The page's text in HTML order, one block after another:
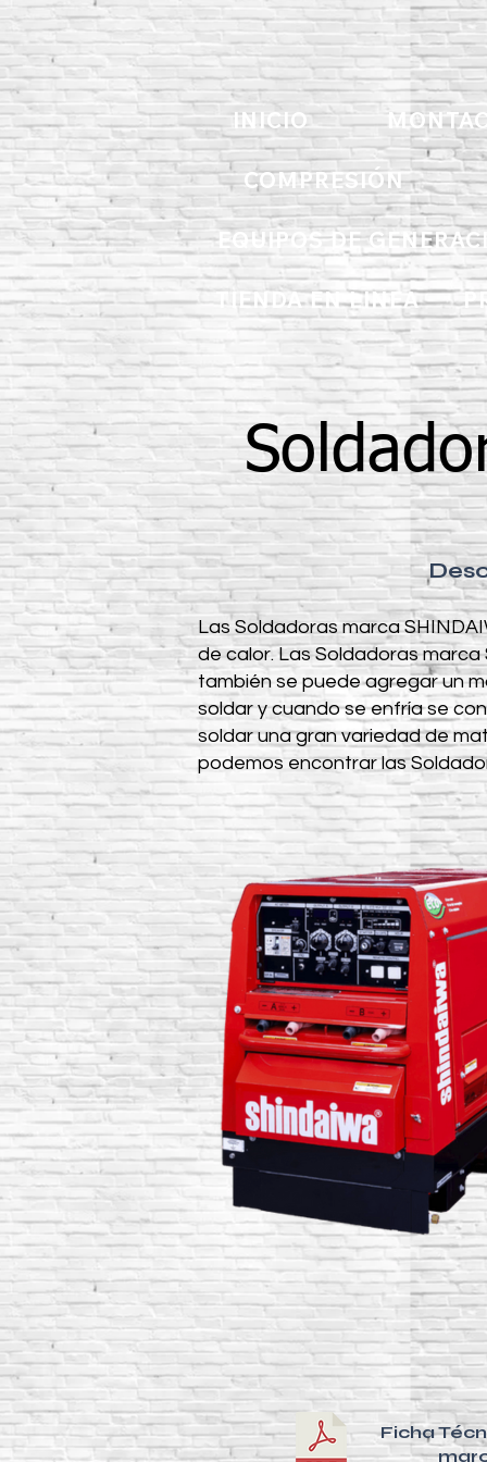
INICIO
COMPRESIÓN
EQUIPOS DE
TIENDA EN LINEA
Las Soldadoras marca
de calor. Las Soldadoras
también se puede agregar un
soldar y cuando se enfría se
soldar una gran variedad de
podemos encontrar las
Ficha